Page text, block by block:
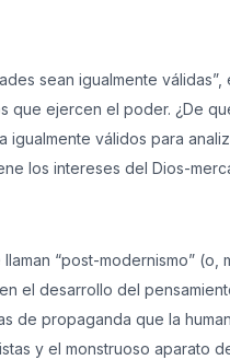
sean igualmente válidas”,
que ejercen el poder. ¿De
válidos para
los intereses del Dios-
“post-modernismo” (o,
el desarrollo del
de propaganda que la
y el monstruoso aparato